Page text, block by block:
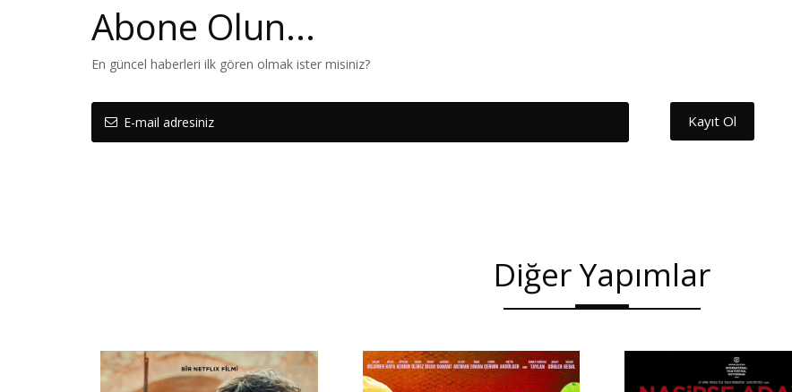
Abone Olun...
En güncel haberleri ilk gören olmak ister misiniz?
Kayıt Ol
Diğer Yapımlar